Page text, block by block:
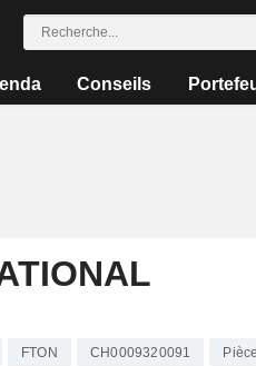
Conseils
FTON CH0009320091